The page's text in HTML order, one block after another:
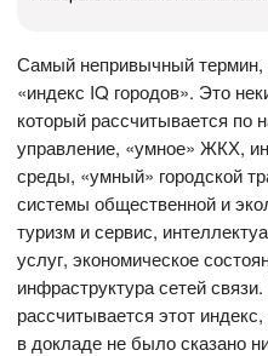
Самый непривычный
«индекс IQ городов». Это
который рассчитывается по
управление, «умное» ЖКХ,
среды, «умный» городской
системы общественной и
туризм и сервис,
услуг, экономическое
инфраструктура сетей
рассчитывается этот
в докладе не было сказано